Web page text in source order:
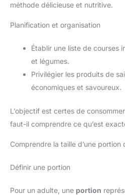
méthode délicieuse et nutritive.
Planification et organisation
Établir une liste de courses
et légumes.
Privilégier les produits de
économiques et savoureux.
L’objectif est certes de
faut-il comprendre ce qu’est
Comprendre la taille d’une
Définir une portion
Pour un adulte, une portion